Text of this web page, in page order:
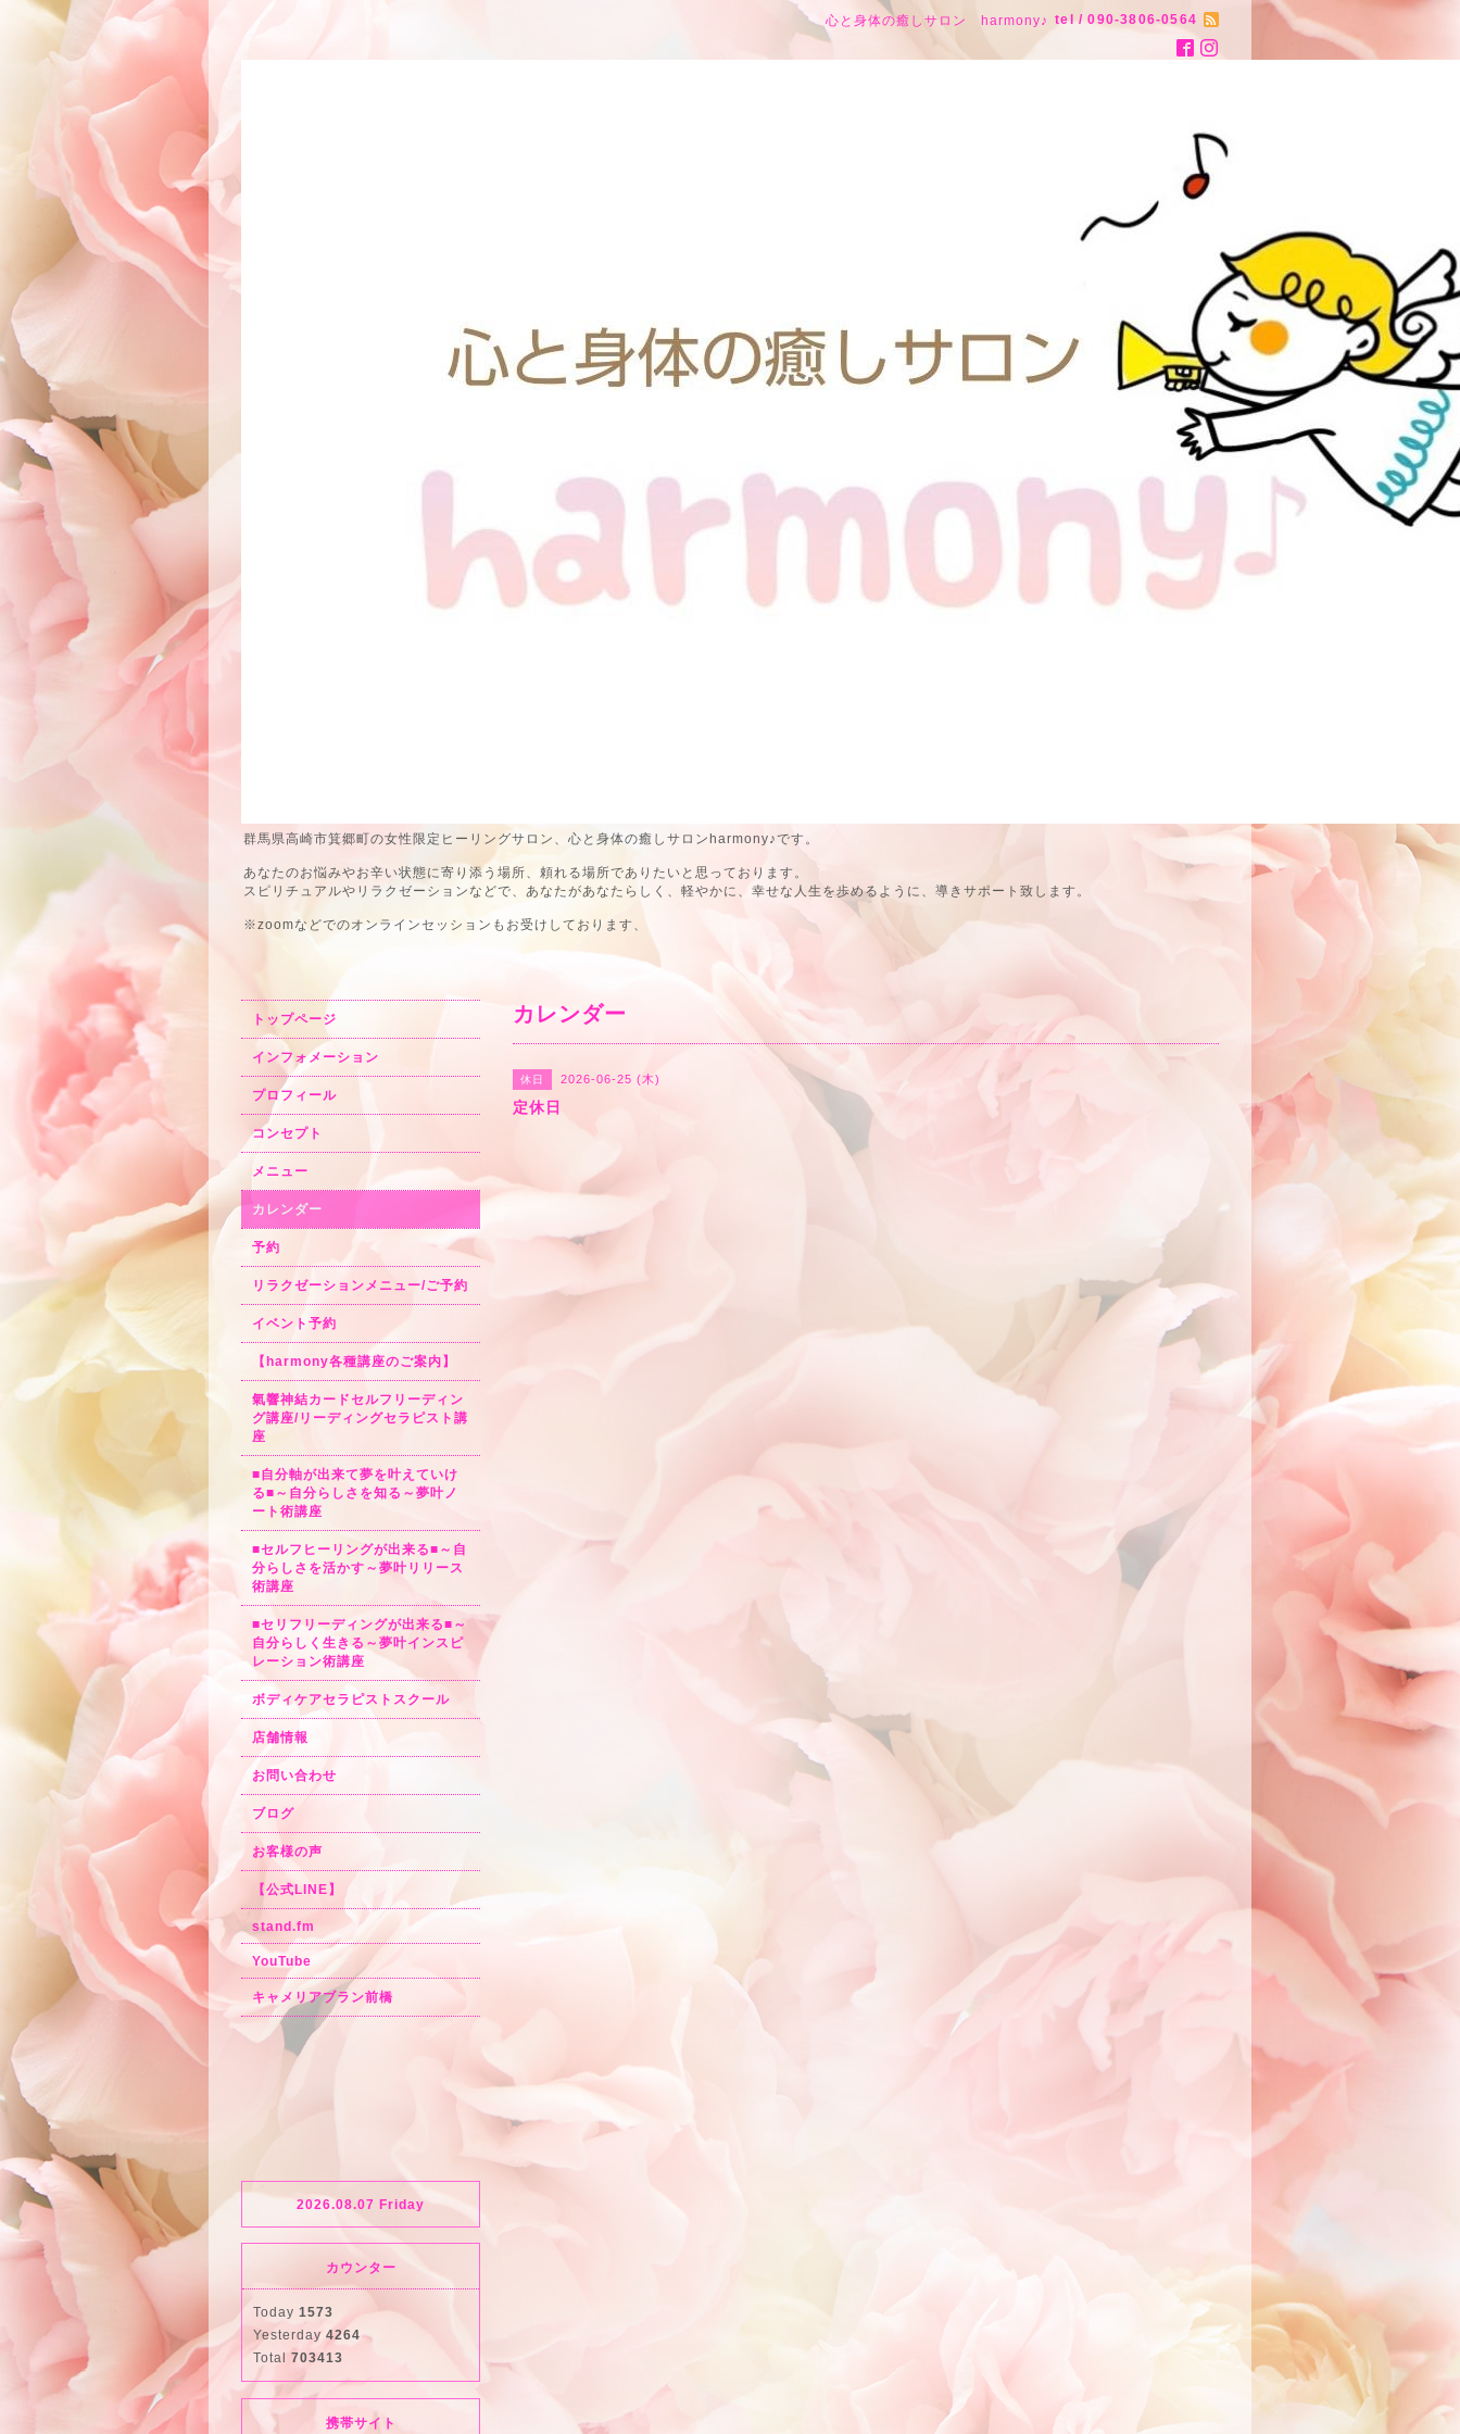
心と身体の癒しサロン harmony♪ tel / 090-3806-0564
群馬県高崎市箕郷町の女性限定ヒーリングサロン、心と身体の癒しサロンharmony♪です。
あなたのお悩みやお辛い状態に寄り添う場所、頼れる場所でありたいと思っております。
スピリチュアルやリラクゼーションなどで、あなたがあなたらしく、軽やかに、幸せな人生を歩めるように、導きサポート致します。
※zoomなどでのオンラインセッションもお受けしております、
カレンダー
休日 2026-06-25 (木)
定休日
トップページ
インフォメーション
プロフィール
コンセプト
メニュー
カレンダー
予約
リラクゼーションメニュー/ご予約
イベント予約
【harmony各種講座のご案内】
氣響神結カードセルフリーディン
グ講座/リーディングセラピスト講
座
■自分軸が出来て夢を叶えていけ
る■～自分らしさを知る～夢叶ノ
ート術講座
■セルフヒーリングが出来る■～自
分らしさを活かす～夢叶リリース
術講座
■セリフリーディングが出来る■～
自分らしく生きる～夢叶インスピ
レーション術講座
ボディケアセラピストスクール
店舗情報
お問い合わせ
ブログ
お客様の声
【公式LINE】
stand.fm
YouTube
キャメリアブラン前橋
2026.08.07 Friday
カウンター
Today 1573
Yesterday 4264
Total 703413
携帯サイト